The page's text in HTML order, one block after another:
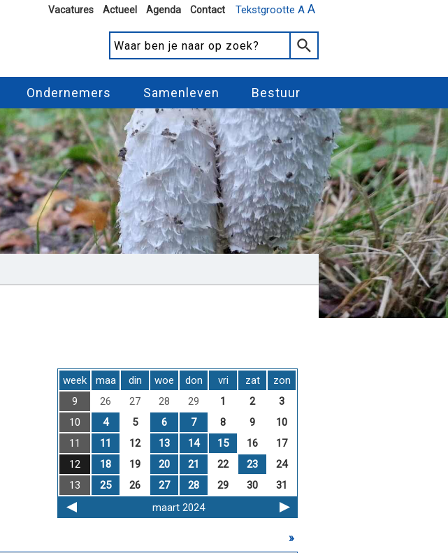
Tekstgrootte A A
Vacatures Actueel Agenda Contact
Ondernemers Samenleven Bestuur
week maa din woe don vri zat
zon
9
26 27 28 29 1 2
3
10
4 5 6 7 8 9
10
11
11 12 13 14 15 16
17
12
18 19 20 21 22 23
24
13
25 26 27 28 29 30
31
maart 2024
»